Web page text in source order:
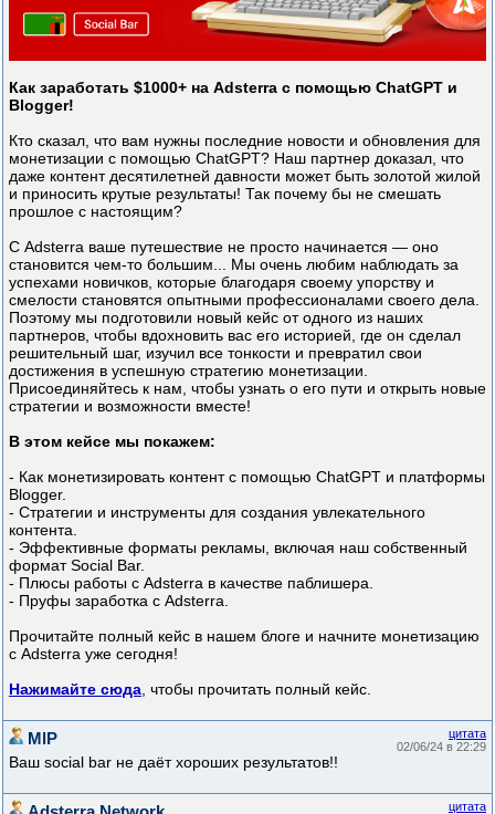
Как заработать $1000+ на Adsterra с помощью ChatGPT и
Blogger!
Кто сказал, что вам нужны последние новости и обновления для
монетизации с помощью ChatGPT? Наш партнер доказал, что
даже контент десятилетней давности может быть золотой жилой
и приносить крутые результаты! Так почему бы не смешать
прошлое с настоящим?
С Adsterra ваше путешествие не просто начинается — оно
становится чем-то большим... Мы очень любим наблюдать за
успехами новичков, которые благодаря своему упорству и
смелости становятся опытными профессионалами своего дела.
Поэтому мы подготовили новый кейс от одного из наших
партнеров, чтобы вдохновить вас его историей, где он сделал
решительный шаг, изучил все тонкости и превратил свои
достижения в успешную стратегию монетизации.
Присоединяйтесь к нам, чтобы узнать о его пути и открыть новые
стратегии и возможности вместе!
В этом кейсе мы покажем:
- Как монетизировать контент с помощью ChatGPT и платформы
Blogger.
- Стратегии и инструменты для создания увлекательного
контента.
- Эффективные форматы рекламы, включая наш собственный
формат Social Bar.
- Плюсы работы с Adsterra в качестве паблишера.
- Пруфы заработка с Adsterra.
Прочитайте полный кейс в нашем блоге и начните монетизацию
с Adsterra уже сегодня!
Нажимайте сюда , чтобы прочитать полный кейс.
цитата
02/06/24 в 22:29
MlP
Ваш social bar не даёт хороших результатов!!
цитата